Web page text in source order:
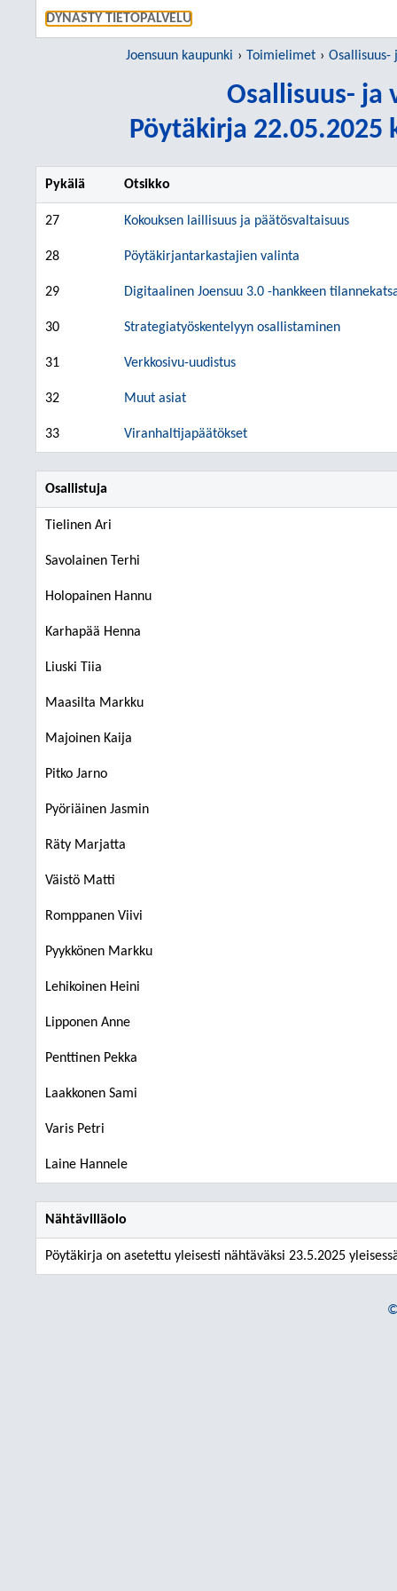
DYNASTY TIETOPALVELU
Joensuun kaupunki Toimielimet Osallisuus-
Osallisuus- ja
Pöytäkirja 22.05.2025
Pykälä Otsikko
27 Kokouksen laillisuus ja päätösvaltaisuus
28 Pöytäkirjantarkastajien valinta
29 Digitaalinen Joensuu 3.0 -hankkeen
30 Strategiatyöskentelyyn osallistaminen
31 Verkkosivu-uudistus
32 Muut asiat
33 Viranhaltijapäätökset
Osallistuja
Tielinen Ari
Savolainen Terhi
Holopainen Hannu
Karhapää Henna
Liuski Tiia
Maasilta Markku
Majoinen Kaija
Pitko Jarno
Pyöriäinen Jasmin
Räty Marjatta
Väistö Matti
Romppanen Viivi
Pyykkönen Markku
Lehikoinen Heini
Lipponen Anne
Penttinen Pekka
Laakkonen Sami
Varis Petri
Laine Hannele
Nähtävilläolo
Pöytäkirja on asetettu yleisesti nähtäväksi 23.5.2025